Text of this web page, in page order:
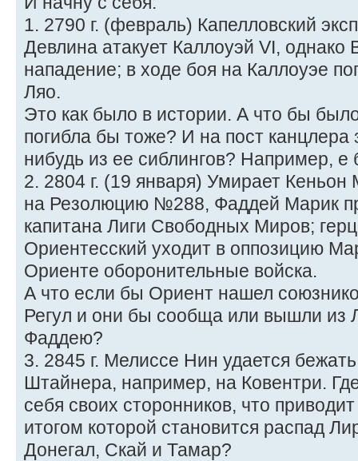
1. 2790 г. (февраль) Капелловский
Девлина атакует Каллоуэй VI,
нападение; в ходе боя на Каллоуэе
Ляо.
Это как было в истории. А что бы
погибла бы тоже? И на пост канцлера
нибудь из ее сиблингов? Например, е
2. 2804 г. (19 января) Умирает
на Резолюцию №288, Фаддей Марик
капитана Лиги Свободных Миров;
Ориентесский уходит в оппозицию
Ориенте оборонительные войска.
А что если бы Ориент нашел
Регул и они бы сообща или вышли из
Фаддею?
3. 2845 г. Мелиссе Нин удается
Штайнера, например, на Ковентри.
себя своих сторонников, что
итогом которой становится распад
Донегал, Скай и Тамар?